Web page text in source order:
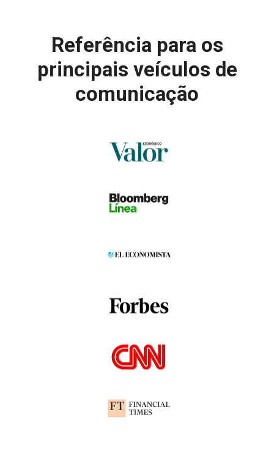
Referência para os
principais veículos de
comunicação